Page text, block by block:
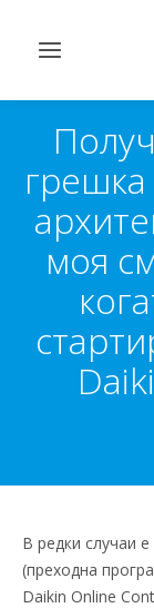
Превключване
навигация
моя
В редки случаи
(преходна
Daikin Online